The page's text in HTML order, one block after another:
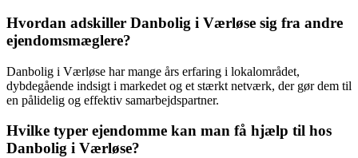
Hvordan adskiller Danbolig i Værløse sig fra andre
ejendomsmæglere?
Danbolig i Værløse har mange års erfaring i lokalområdet,
dybdegående indsigt i markedet og et stærkt netværk, der gør dem til
en pålidelig og effektiv samarbejdspartner.
Hvilke typer ejendomme kan man få hjælp til hos
Danbolig i Værløse?